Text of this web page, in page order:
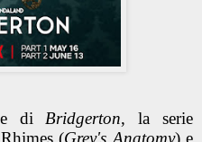
di Bridgerton, la serie
(Grey's Anatomy) e